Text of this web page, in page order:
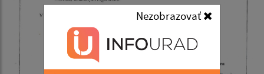
Nezobrazovať